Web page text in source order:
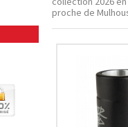
proche de